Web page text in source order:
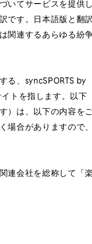
いてサービスを提供
です。日本語版と翻
関連するあらゆる紛
る、syncSPORTS by
トを指します。以下
）は、以下の内容を
場合がありますので
連会社を総称して「